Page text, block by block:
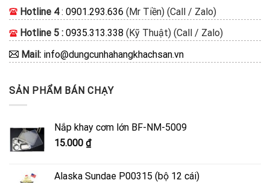
Hotline 4: 0901.293.636 (Mr Tiền) (Call / Zalo)
Hotline 5 : 0935.313.338 (Kỹ Thuật) (Call / Zalo)
Mail: info@dungcunhahangkhachsan.vn
SẢN PHẨM BÁN CHẠY
Nắp khay cơm lớn BF-NM-5009
15.000 ₫
Alaska Sundae P00315 (bộ 12 cái)